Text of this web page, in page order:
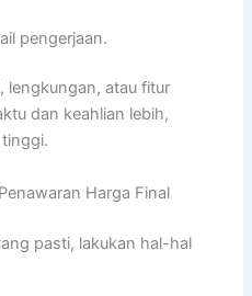
pengerjaan.
lengkungan, atau fitur
dan keahlian lebih,
Harga Final
pasti, lakukan hal-hal